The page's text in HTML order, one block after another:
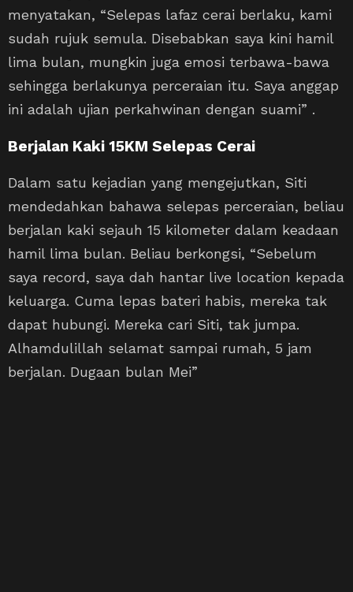
menyatakan, “Selepas lafaz cerai berlaku, kami
sudah rujuk semula. Disebabkan saya kini hamil
lima bulan, mungkin juga emosi terbawa-bawa
sehingga berlakunya perceraian itu. Saya anggap
ini adalah ujian perkahwinan dengan suami” .
Berjalan Kaki 15KM Selepas Cerai
Dalam satu kejadian yang mengejutkan, Siti
mendedahkan bahawa selepas perceraian, beliau
berjalan kaki sejauh 15 kilometer dalam keadaan
hamil lima bulan. Beliau berkongsi, “Sebelum
saya record, saya dah hantar live location kepada
keluarga. Cuma lepas bateri habis, mereka tak
dapat hubungi. Mereka cari Siti, tak jumpa.
Alhamdulillah selamat sampai rumah, 5 jam
berjalan. Dugaan bulan Mei”